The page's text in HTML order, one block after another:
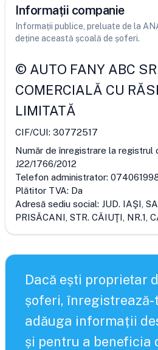
Informații companie
Informații publice, preluate de la
deține această școală de șoferi.
© AUTO FANY ABC
COMERCIALĂ CU
LIMITATĂ
CIF/CUI: 30772517
Număr de înregistrare la registrul
J22/1766/2012
Telefon administrator:
Plătitor TVA: Da
Adresă sediu social: JUD. IAŞI,
PRISĂCANI, STR. CĂIUŢI, NR.1,
Dacă ești proprietar
șoferi, înregistrează-
adăuga informații
și pentru a beneficia